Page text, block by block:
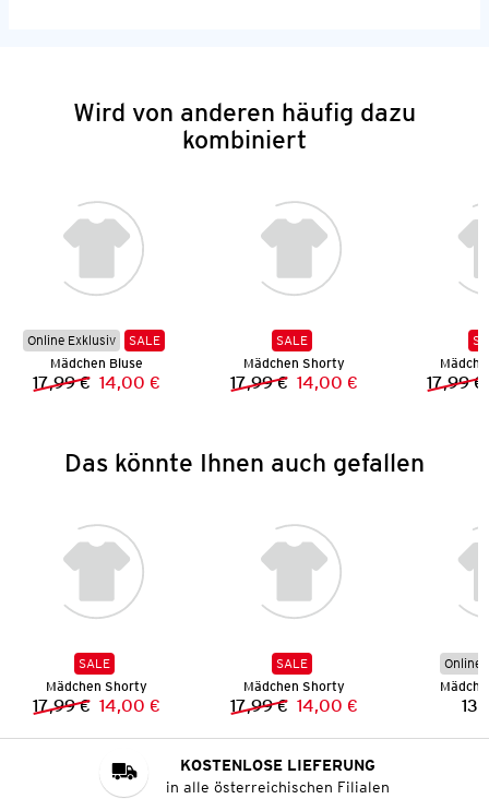
Wird von anderen häufig dazu
kombiniert
Online Exklusiv
SALE
Mädchen Bluse
Vorheriger Preis:
17,99 € Neuer Preis:
14,00 €
SALE
Mädchen Shorty
Vorheriger Preis:
17,99 € Neuer Preis:
14,00 € 17,99 €
Das könnte Ihnen auch gefallen
SALE
Mädchen Shorty
Vorheriger Preis:
17,99 € Neuer Preis:
14,00 €
SALE
Mädchen Shorty
Vorheriger Preis:
17,99 € Neuer Preis:
14,00 €
Online
KOSTENLOSE LIEFERUNG
in alle österreichischen Filialen